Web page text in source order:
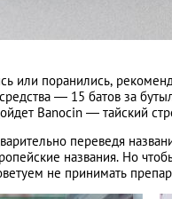
или поранились,
— 15 батов за
Banocin — тайский
переведя
названия. Но
не принимать